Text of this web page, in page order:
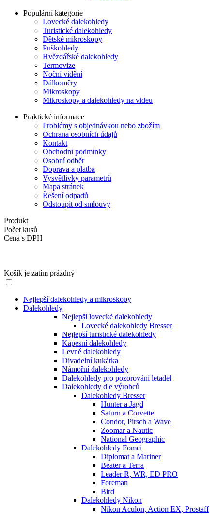
Populární kategorie
Lovecké dalekohledy
Turistické dalekohledy
Dětské mikroskopy
Puškohledy
Hvězdářské dalekohledy
Termovize
Noční vidění
Dálkoměry
Mikroskopy
Mikroskopy a dalekohledy na videu
Praktické informace
Problémy s objednávkou nebo zbožím
Ochrana osobních údajů
Kontakt
Obchodní podmínky
Osobní odběr
Doprava a platba
Vysvětlivky parametrů
Mapa stránek
Řešení odpadů
Odstoupit od smlouvy
Produkt
Počet kusů
Cena s DPH
Košík je zatím prázdný
Nejlepší dalekohledy a mikroskopy
Dalekohledy
Nejlepší lovecké dalekohledy
Lovecké dalekohledy Bresser
Nejlepší turistické dalekohledy
Kapesní dalekohledy
Levné dalekohledy
Divadelní kukátka
Námořní dalekohledy
Dalekohledy pro pozorování letadel
Dalekohledy dle výrobců
Dalekohledy Bresser
Hunter a Jagd
Saturn a Corvette
Condor, Pirsch a Wave
Zoomar a Nautic
National Geographic
Dalekohledy Fomei
Diplomat a Mariner
Beater a Terra
Leader R, WR, ED PRO
Foreman
Bird
Dalekohledy Nikon
Nikon Aculon, Action EX, Prostaff